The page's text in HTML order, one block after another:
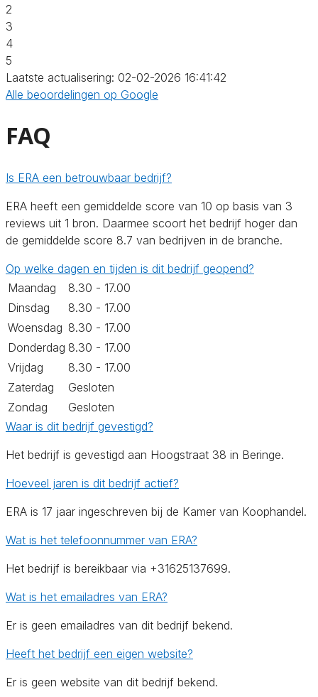
2
3
4
5
Laatste actualisering: 02-02-2026 16:41:42
Alle beoordelingen op Google
FAQ
Is ERA een betrouwbaar bedrijf?
ERA heeft een gemiddelde score van 10 op basis van 3
reviews uit 1 bron. Daarmee scoort het bedrijf hoger dan
de gemiddelde score 8.7 van bedrijven in de branche.
Op welke dagen en tijden is dit bedrijf geopend?
Maandag
8.30 - 17.00
Dinsdag
8.30 - 17.00
Woensdag 8.30 - 17.00
Donderdag 8.30 - 17.00
Vrijdag
8.30 - 17.00
Zaterdag
Gesloten
Zondag
Gesloten
Waar is dit bedrijf gevestigd?
Het bedrijf is gevestigd aan Hoogstraat 38 in Beringe.
Hoeveel jaren is dit bedrijf actief?
ERA is 17 jaar ingeschreven bij de Kamer van Koophandel.
Wat is het telefoonnummer van ERA?
Het bedrijf is bereikbaar via +31625137699.
Wat is het emailadres van ERA?
Er is geen emailadres van dit bedrijf bekend.
Heeft het bedrijf een eigen website?
Er is geen website van dit bedrijf bekend.